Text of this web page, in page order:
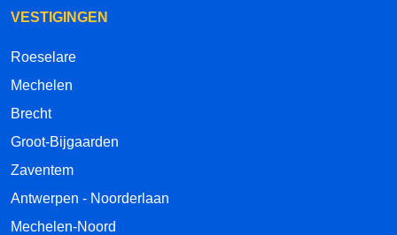
VESTIGINGEN
Roeselare
Mechelen
Brecht
Groot-Bijgaarden
Zaventem
Antwerpen - Noorderlaan
Mechelen-Noord